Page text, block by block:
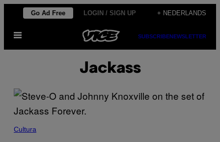
de
Go Ad Free LOGIN / SIGN UP + NEDERLANDS
Open
SUBSCRIBENEWSLETTER
Jackass
Cultura